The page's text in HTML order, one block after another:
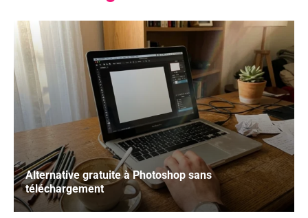
Alternative gratuite à Photoshop sans
téléchargement